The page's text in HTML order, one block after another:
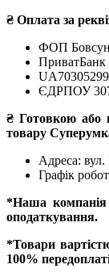
₴ Оплата за
ФОП
ПриватБанк
ЄДРПОУ
₴ Готовкою або
товару
Адреса:
Графік
*Наша компанія
оподаткування.
*Товари
100%